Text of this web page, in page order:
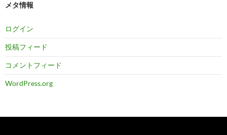
メタ情報
ログイン
投稿フィード
コメントフィード
WordPress.org